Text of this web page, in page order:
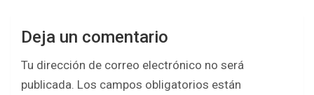
Deja un comentario
Tu dirección de correo electrónico no será
publicada. Los campos obligatorios están